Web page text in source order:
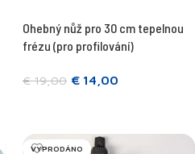
Ohebný nůž pro 30 cm tepelnou
frézu (pro profilování)
€19,00 € 14,00
VYPRODÁNO